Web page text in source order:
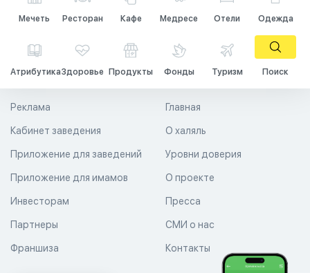
Мечеть Ресторан Кафе Медресе Отели Одежда
АтрибутикаЗдоровье Продукты Фонды Туризм Поиск
Главная
О халяль
Уровни доверия
Реклама
Кабинет заведения
Приложение для заведений
Приложение для имамов О проекте
Пресса
СМИ о нас
Контакты
Инвесторам
Партнеры
Франшиза